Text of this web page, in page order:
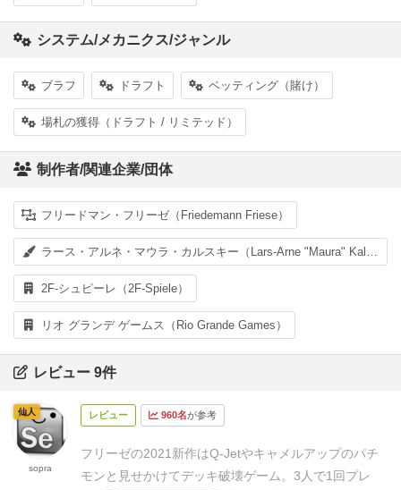
システム/メカニクス/ジャンル
ブラフ ドラフト ベッティング（賭け）
場札の獲得（ドラフト / リミテッド）
制作者/関連企業/団体
フリードマン・フリーゼ（Friedemann Friese）
ラース・アルネ・マウラ・カルスキー（Lars-Arne "Maura" Kalusky）
2F-シュピーレ（2F-Spiele）
リオ グランデ ゲームス（Rio Grande Games）
レビュー 9件
レビュー 960名が参考
フリーゼの2021新作はQ-Jetやキャメルアップのパチ
モンと見せかけてデッキ破壊ゲーム。 3人で1回プレ
仙人
sopra